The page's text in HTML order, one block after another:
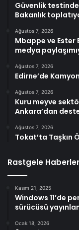
Güvenlik
Bakanlık
Ağustos 7, 2026
Mbappe ve Ester
medya
Ağustos 7, 2026
Edirne’de
Ağustos 7, 2026
Kuru meyve
Ankara’dan
Ağustos 7, 2026
Tokat’ta Taşkın
Rastgele Haberler
Kasım 21, 2025
Windows 11’de
sürücüsü
Ocak 18, 2026